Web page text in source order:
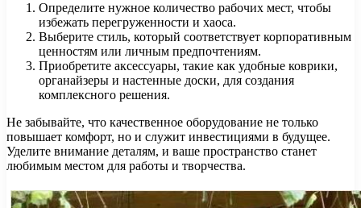
Определите нужное количество рабочих мест, чтобы
избежать перегруженности и хаоса.
Выберите стиль, который соответствует корпоративным
ценностям или личным предпочтениям.
Приобретите аксессуары, такие как удобные коврики,
органайзеры и настенные доски, для создания
комплексного решения.
Не забывайте, что качественное оборудование не только
повышает комфорт, но и служит инвестициями в будущее.
Уделите внимание деталям, и ваше пространство станет
любимым местом для работы и творчества.